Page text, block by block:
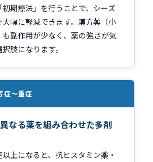
期療法」を行うことで、シーズ
大幅に軽減できます。漢方薬（小
副作用が少なく、薬の強さが気
肢になります。
症〜重症
なる薬を組み合わせた多剤
上になると、抗ヒスタミン薬・